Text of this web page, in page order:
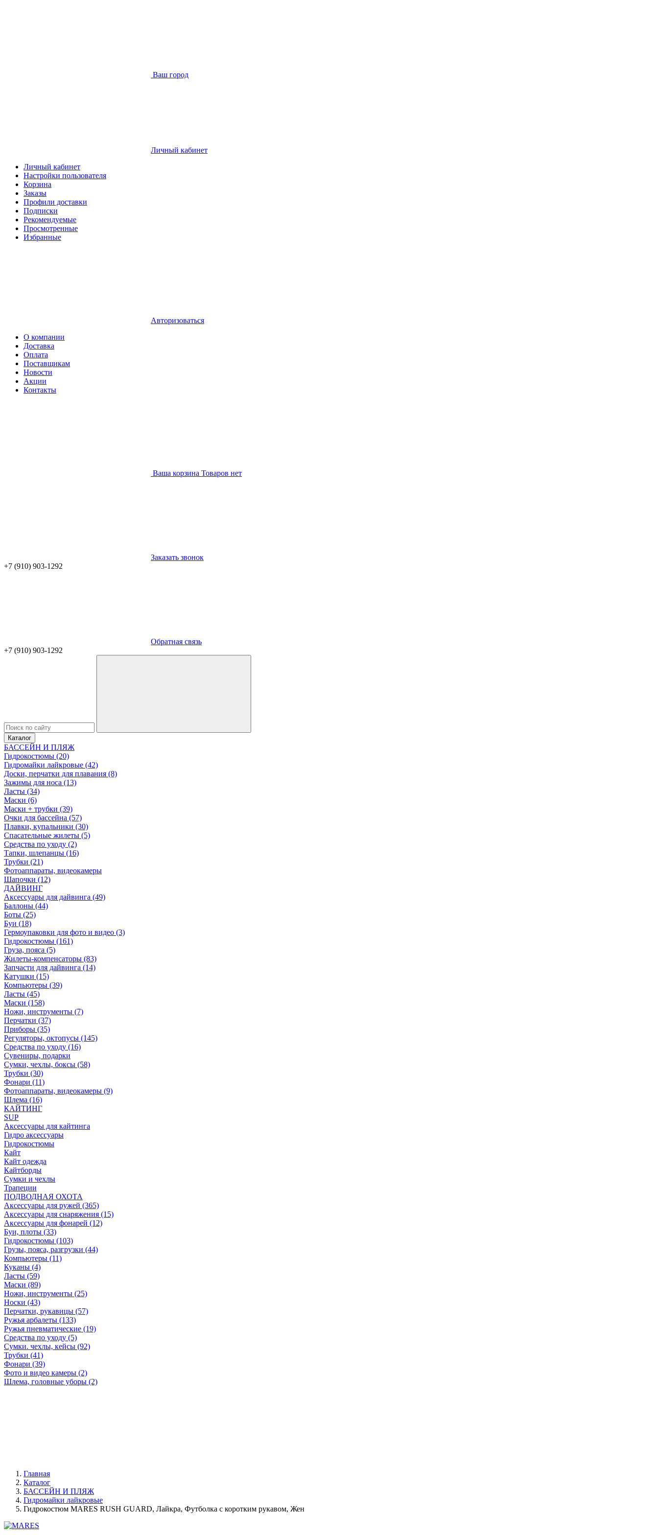
Ваш город
Личный кабинет
Личный кабинет
Настройки пользователя
Корзина
Заказы
Профили доставки
Подписки
Рекомендуемые
Просмотренные
Избранные
Авторизоваться
О компании
Доставка
Оплата
Поставщикам
Новости
Акции
Контакты
Ваша корзина Товаров нет
Заказать звонок
+7 (910) 903-1292
Обратная связь
+7 (910) 903-1292
Каталог
БАССЕЙН И ПЛЯЖ
Гидрокостюмы (20)
Гидромайки лайкровые (42)
Доски, перчатки для плавания (8)
Зажимы для носа (13)
Ласты (34)
Маски (6)
Маски + трубки (39)
Очки для бассейна (57)
Плавки, купальники (30)
Спасательные жилеты (5)
Средства по уходу (2)
Тапки, шлепанцы (16)
Трубки (21)
Фотоаппараты, видеокамеры
Шапочки (12)
ДАЙВИНГ
Аксессуары для дайвинга (49)
Баллоны (44)
Боты (25)
Буи (18)
Гермоупаковки для фото и видео (3)
Гидрокостюмы (161)
Груза, пояса (5)
Жилеты-компенсаторы (83)
Запчасти для дайвинга (14)
Катушки (15)
Компьютеры (39)
Ласты (45)
Маски (158)
Ножи, инструменты (7)
Перчатки (37)
Приборы (35)
Регуляторы, октопусы (145)
Средства по уходу (16)
Сувениры, подарки
Сумки, чехлы, боксы (58)
Трубки (30)
Фонари (11)
Фотоаппараты, видеокамеры (9)
Шлема (16)
КАЙТИНГ
SUP
Аксессуары для кайтинга
Гидро аксессуары
Гидрокостюмы
Кайт
Кайт одежда
Кайтборды
Сумки и чехлы
Трапеции
ПОДВОДНАЯ ОХОТА
Аксессуары для ружей (365)
Аксессуары для снаряжения (15)
Аксессуары для фонарей (12)
Буи, плоты (33)
Гидрокостюмы (103)
Грузы, пояса, разгрузки (44)
Компьютеры (11)
Куканы (4)
Ласты (59)
Маски (89)
Ножи, инструменты (25)
Носки (43)
Перчатки, рукавицы (57)
Ружья арбалеты (133)
Ружья пневматические (19)
Средства по уходу (5)
Сумки. чехлы, кейсы (92)
Трубки (41)
Фонари (39)
Фото и видео камеры (2)
Шлема, головные уборы (2)
Главная
Каталог
БАССЕЙН И ПЛЯЖ
Гидромайки лайкровые
Гидрокостюм MARES RUSH GUARD, Лайкра, Футболка с коротким рукавом, Жен